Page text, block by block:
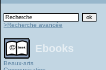
>Recherche avancée
Ebooks
Beaux-arts